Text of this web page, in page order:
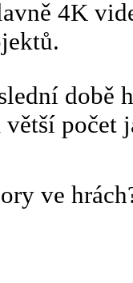
4K
době
počet
ve